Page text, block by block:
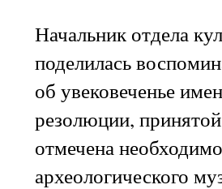
Начальник отдела
поделилась
об увековеченье
резолюции,
отмечена
археологического